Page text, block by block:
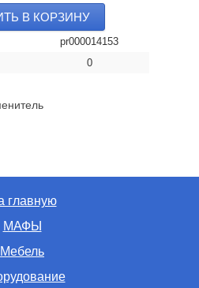
В КОРЗИНУ
pr000014153
0
главную
МАФЫ
Мебель